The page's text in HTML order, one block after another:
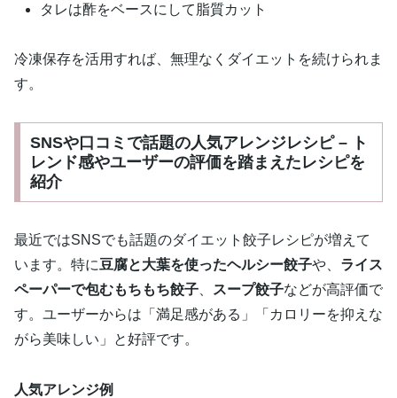
タレは酢をベースにして脂質カット
冷凍保存を活用すれば、無理なくダイエットを続けられま
す。
SNSや口コミで話題の人気アレンジレシピ – ト
レンド感やユーザーの評価を踏まえたレシピを
紹介
最近ではSNSでも話題のダイエット餃子レシピが増えて
います。特に豆腐と大葉を使ったヘルシー餃子や、 ライス
ペーパーで包むもちもち餃子
スープ餃子などが高評価で
す。ユーザーからは「満足感がある」「カロリーを抑えな
がら美味しい」と好評です。
人気アレンジ例